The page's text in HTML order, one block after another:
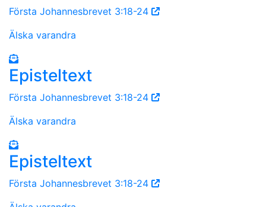
Första Johannesbrevet 3:18-24
Älska varandra
Episteltext
Första Johannesbrevet 3:18-24
Älska varandra
Episteltext
Första Johannesbrevet 3:18-24